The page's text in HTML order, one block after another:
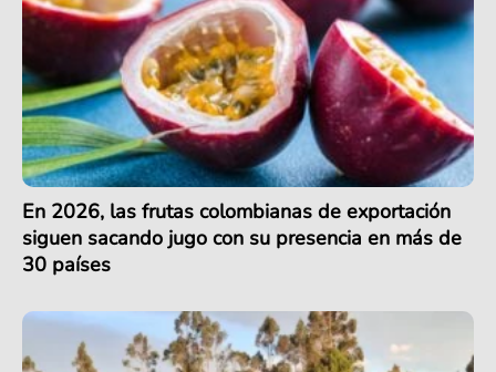
En 2026, las frutas colombianas de exportación
siguen sacando jugo con su presencia en más de
30 países